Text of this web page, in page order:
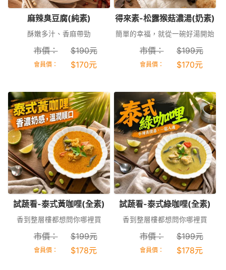
麻辣臭豆腐(純素)
酥嫩多汁、香麻帶勁
市價： $190元
會員價： $170元
得來素-松露猴菇濃湯(奶素)
簡單的幸福，就從一碗好湯開始
市價： $199元
會員價： $170元
試蔬看-泰式黃咖哩(全素)
香到整層樓都想問你哪裡買
市價： $199元
會員價： $178元
試蔬看-泰式綠咖哩(全素)
香到整層樓都想問你哪裡買
市價： $199元
會員價： $178元